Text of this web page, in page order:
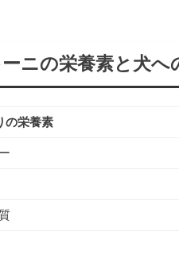
ニの栄養素と犬へ
の栄養素